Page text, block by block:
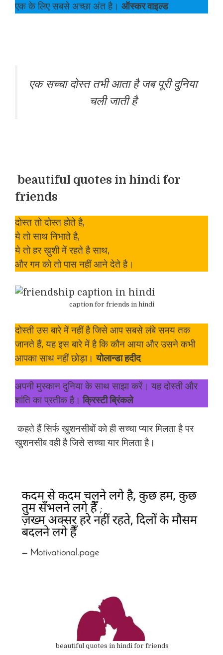
एक के लिए सबसे अच्छा अंत है। ऑस्कर वाइल्ड
एक सच्चा दोस्त तभी आता है जब पूरी दुनिया
चली जाती है
beautiful quotes in hindi for
friends
दोस्त तो दोस्त होते है,
ये तो साथ निभाते है,
ये तो हर ख़ुशी में रहते है साथ,
और गम को तो पास नहीं आने देते है।
caption for friends in hindi
दोस्ती उस बारे में नहीं है जिसे आप सबसे लंबे समय तक
जानते हैं, यह इस बारे में है कि कौन आया और उसने कभी
आपका साथ नहीं छोड़ा।योलान्डा हदीद
अपनी मुस्कान दुनिया के साथ साझा करें। यह दोस्ती और
शांति का प्रतीक है। क्रिस्टी ब्रिंकले
कहते हैं सिर्फ खुशनसीबों को ही सच्चा प्यार मिलता है पर
खुशनसीब वही है जिसे सच्चा यार मिलता है।
beautiful quotes in hindi for friends